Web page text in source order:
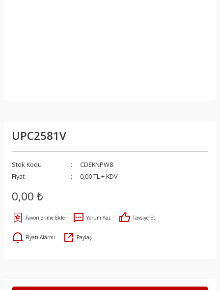
UPC2581V
Stok Kodu
CDEKNPW8
Fiyat
0,00 TL + KDV
0,00 ₺
Yorum Yaz Tavsiye Et
Fiyatı Alarmı Paylaş